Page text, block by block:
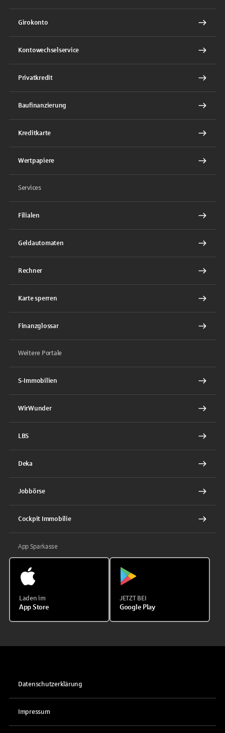
Girokonto
Kontowechselservice
Privatkredit
Baufinanzierung
Kreditkarte
Wertpapiere
Services
Filialen
Geldautomaten
Rechner
Karte sperren
Finanzglossar
Weitere Portale
S-Immobilien
WirWunder
LBS
Deka
Jobbörse
Cockpit Immobilie
App Sparkasse
Laden im
App Store
JETZT BEI
Google Play
Datenschutzerklärung
Impressum